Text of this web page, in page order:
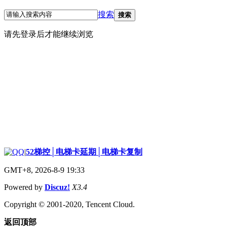
搜索 搜索
请先登录后才能继续浏览
|52梯控│电梯卡延期│电梯卡复制
GMT+8, 2026-8-9 19:33
Powered by Discuz! X3.4
Copyright © 2001-2020, Tencent Cloud.
返回顶部